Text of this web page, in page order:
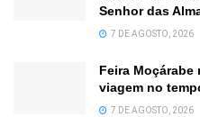
Senhor das
7 DE AGOSTO, 2026
Feira Moçárabe
viagem no
7 DE AGOSTO, 2026